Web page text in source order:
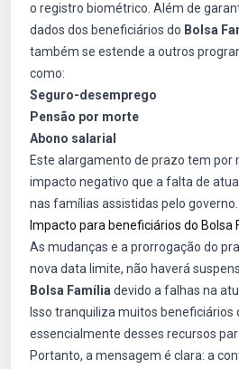
o registro biométrico. Além de
dados dos beneficiários do Bolsa
também se estende a outros
como:
Seguro-desemprego
Pensão por morte
Abono salarial
Este alargamento de prazo tem por
impacto negativo que a falta de
nas famílias assistidas pelo governo.
Impacto para beneficiários do Bolsa
As mudanças e a prorrogação do
nova data limite, não haverá
Bolsa Família devido a falhas na
Isso tranquiliza muitos beneficiários
essencialmente desses recursos
Portanto, a mensagem é clara: a